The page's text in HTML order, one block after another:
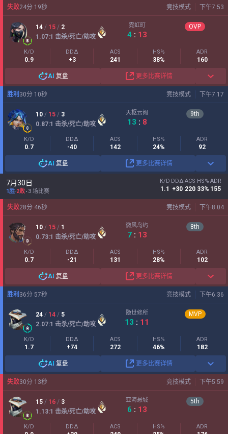
竞技模式 下午7:53
失败24分 19秒
14 / 15 / 2
1.07:1 击杀/死亡/助攻
霓虹町
4 : 13
OVP
K/D
0.9
DDΔ
+3
ACS
241
HS%
38%
ADR
160
AI 复盘 更多比赛详情
竞技模式 下午7:17
胜利 30分 10秒
10 / 15 / 3
0.87:1 击杀/死亡/助攻
天枢云阙
13 : 8
9th
K/D
0.7
DDΔ
-40
ACS
142
HS%
24%
ADR
92
AI 复盘 更多比赛详情
7月30日
1胜-2败 3 场比赛
K/D
1.1
DDΔ
+30
ACS
220
HS%
33%
ADR
155
竞技模式 下午8:04
失败28分 46秒
10 / 15 / 1
0.73:1 击杀/死亡/助攻
微风岛屿
7 : 13
8th
K/D
0.7
DDΔ
-21
ACS
131
HS%
28%
ADR
102
AI 复盘 更多比赛详情
竞技模式 下午6:36
胜利 36分 57秒
24 / 14 / 5
2.07:1 击杀/死亡/助攻
隐世修所
13 : 11
MVP
K/D
1.7
DDΔ
+74
ACS
272
HS%
46%
ADR
182
AI 复盘 更多比赛详情
竞技模式 下午5:59
失败30分 13秒
15 / 16 / 3
1.13:1 击杀/死亡/助攻
亚海悬城
6 : 13
5th
K/D DDΔ ACS HS% ADR